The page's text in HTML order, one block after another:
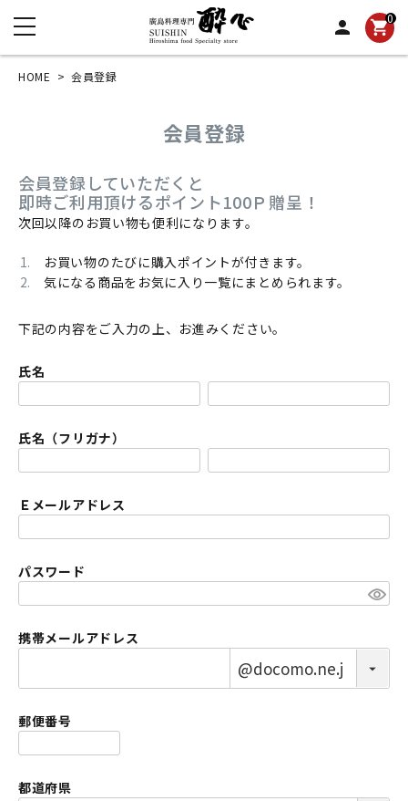
person 0
shopping_cart
HOME 会員登録
会員登録
会員登録していただくと
即時ご利用頂けるポイント100Ｐ贈呈！
次回以降のお買い物も便利になります。
お買い物のたびに購入ポイントが付きます。
気になる商品をお気に入り一覧にまとめられます。
下記の内容をご入力の上、お進みください。
氏名
氏名（フリガナ）
Ｅメールアドレス
パスワード
携帯メールアドレス
郵便番号
都道府県